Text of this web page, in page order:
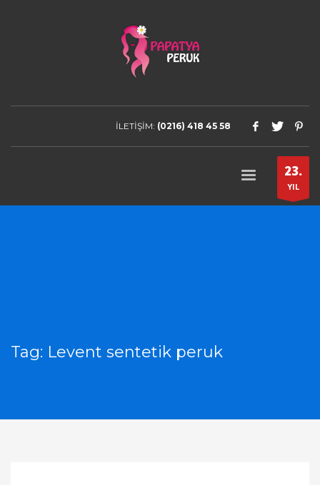
İLETİŞİM: (0216) 418 45 58
23.
YIL
Tag: Levent sentetik peruk